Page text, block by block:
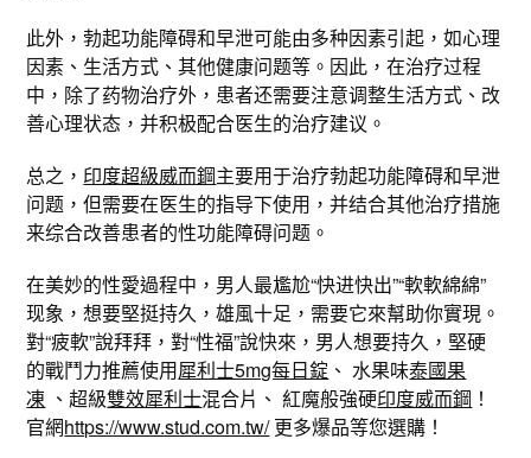
此外，勃起功能障碍和早泄可能由多种因素引起，如心理
因素、生活方式、其他健康问题等。因此，在治疗过程
中，除了药物治疗外，患者还需要注意调整生活方式、改
善心理状态，并积极配合医生的治疗建议。
总之， 印度超級威而鋼主要用于治疗勃起功能障碍和早泄
问题，但需要在医生的指导下使用，并结合其他治疗措施
来综合改善患者的性功能障碍问题。
在美妙的性愛過程中，男人最尷尬“快进快出”“軟軟綿綿”
现象，想要堅挺持久，雄風十足，需要它來幫助你實現。
對“疲軟”說拜拜，對“性福”說快來，男人想要持久，堅硬
的戰鬥力推薦使用犀利士5mg每日錠 、 水果味泰國果
凍 、超級雙效犀利士混合片、 紅魔般強硬印度威而鋼 ！
官網https://www.stud.com.tw/更多爆品等您選購！